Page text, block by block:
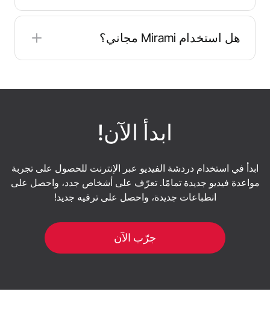
الإنترنت.
إذا انتهك أحد شركاء الدردشة القواعد، استخدم خيارات
الإبلاغ أو الحظر في الدردشة في ميرامي عند توفرها،
أو اتصل بفريق دعم المنصة. قدم وصفًا واضحًا لما
حدث حتى يتمكن المشرفون من مراجعة الحالة
فيه.
هل استخدام Mirami مجاني؟
يمكن أن تحسن تجربة المستخدم بشكل عام.
ابدأ الآن!
ابدأ في استخدام دردشة الفيديو عبر الإنترنت للحصول على تجربة
مواعدة فيديو جديدة تمامًا. تعرّف على أشخاص جدد، واحصل على
انطباعات جديدة، واحصل على ترفيه جديد!
جرّب الآن